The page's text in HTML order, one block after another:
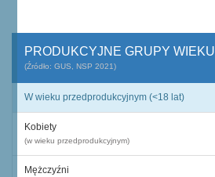
PRODUKCYJNE GRUPY WIEKU
(Źródło: GUS, NSP 2021)
W wieku przedprodukcyjnym (<18 lat)
Kobiety
(w wieku przedprodukcyjnym)
Mężczyźni